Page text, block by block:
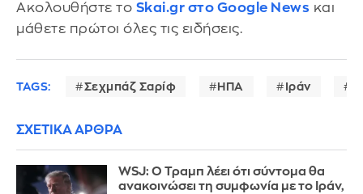
Ακολουθήστε το Skai.gr στο Google News και
μάθετε πρώτοι όλες τις ειδήσεις.
TAGS: Σεχμπάζ Σαρίφ ΗΠΑ Ιράν
ΣΧΕΤΙΚΑ ΑΡΘΡΑ
WSJ: Ο Τραμπ λέει ότι σύντομα θα
ανακοινώσει τη συμφωνία με το Ιράν,